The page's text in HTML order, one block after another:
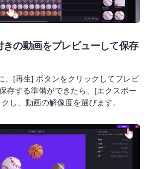
きの動画をプレビューして保存
、[再生] ボタンをクリックしてプレビ
存する準備ができたら、[エクスポー
し、動画の解像度を選びます。